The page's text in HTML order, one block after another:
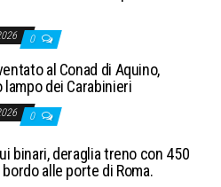
0
al Conad di Aquino,
dei Carabinieri
0
binari, deraglia treno con 450
alle porte di Roma.